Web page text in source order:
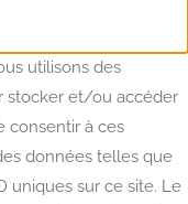
utilisons des
stocker et/ou accéder
consentir à ces
données telles que
uniques sur ce site. Le